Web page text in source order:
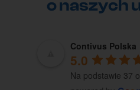
o naszych
Contivus Polska
5.0
Na podstawie 37